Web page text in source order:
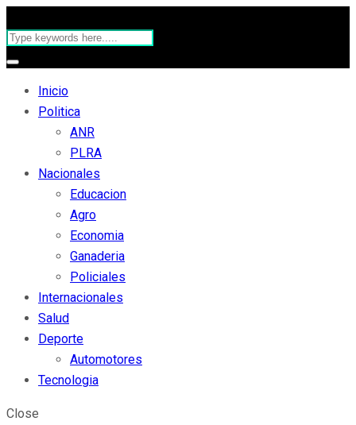
Inicio
Politica
ANR
PLRA
Nacionales
Educacion
Agro
Economia
Ganaderia
Policiales
Internacionales
Salud
Deporte
Automotores
Tecnologia
Close